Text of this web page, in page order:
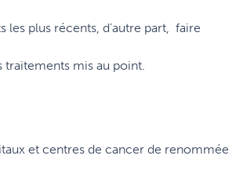
les plus récents, d’autre part, faire
traitements mis au point.
et centres de cancer de renommée